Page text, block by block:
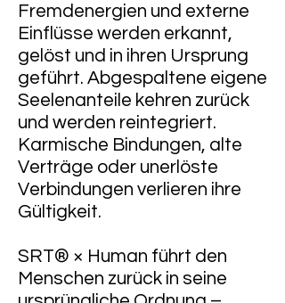
Fremdenergien und externe
Einflüsse werden erkannt,
gelöst und in ihren Ursprung
geführt. Abgespaltene eigene
Seelenanteile kehren zurück
und werden reintegriert.
Karmische Bindungen, alte
Verträge oder unerlöste
Verbindungen verlieren ihre
Gültigkeit.
SRT® × Human führt den
Menschen zurück in seine